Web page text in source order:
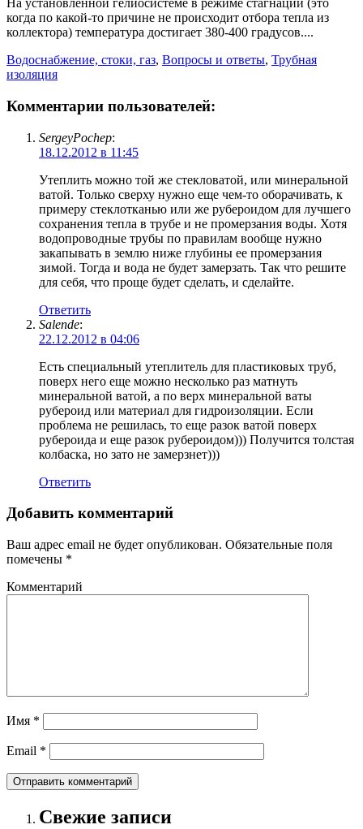
На установленной гелиосистеме в режиме стагнации (это
когда по какой-то причине не происходит отбора тепла из
коллектора) температура достигает 380-400 градусов....
Водоснабжение, стоки, газ, Вопросы и ответы, Трубная
изоляция
Комментарии пользователей:
SergeyPochep:
18.12.2012 в 11:45
Утеплить можно той же стекловатой, или минеральной
ватой. Только сверху нужно еще чем-то оборачивать, к
примеру стеклотканью или же рубероидом для лучшего
сохранения тепла в трубе и не промерзания воды. Хотя
водопроводные трубы по правилам вообще нужно
закапывать в землю ниже глубины ее промерзания
зимой. Тогда и вода не будет замерзать. Так что решите
для себя, что проще будет сделать, и сделайте.
Ответить
Salende:
22.12.2012 в 04:06
Есть специальный утеплитель для пластиковых труб,
поверх него еще можно несколько раз матнуть
минеральной ватой, а по верх минеральной ваты
рубероид или материал для гидроизоляции. Если
проблема не решилась, то еще разок ватой поверх
рубероида и еще разок рубероидом))) Получится толстая
колбаска, но зато не замерзнет)))
Ответить
Добавить комментарий
Ваш адрес email не будет опубликован. Обязательные поля
помечены *
Комментарий
Имя *
Email *
Свежие записи